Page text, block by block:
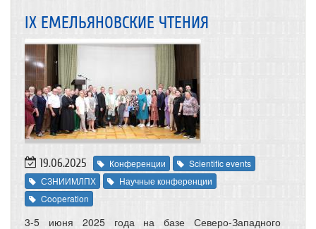
IX ЕМЕЛЬЯНОВСКИЕ ЧТЕНИЯ
19.06.2025 Конференции
Scientific events
СЗНИИМЛПХ
Научные конференции
Cooperation
3-5 июня 2025 года на базе Северо-Западного